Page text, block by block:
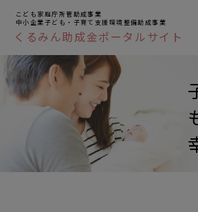
こども家庭庁所管助成事業
中小企業子ども・子育て支援環境整備助成事業
くるみん助成金ポータルサイト